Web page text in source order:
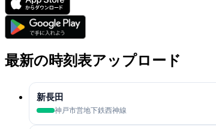
最新の時刻表アップロード
新長田
神戸市営地下鉄西神線